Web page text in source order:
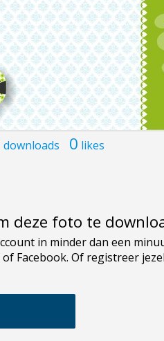
downloads 0 likes
deze foto te